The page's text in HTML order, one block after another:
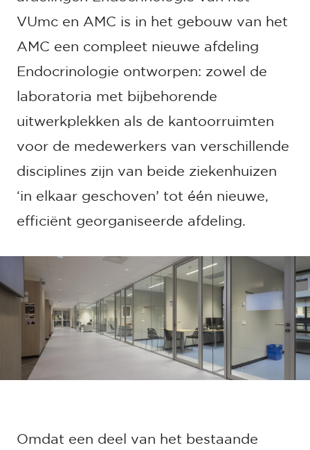
VUmc en AMC is in het gebouw van het
AMC een compleet nieuwe afdeling
Endocrinologie ontworpen: zowel de
laboratoria met bijbehorende
uitwerkplekken als de kantoorruimten
voor de medewerkers van verschillende
disciplines zijn van beide ziekenhuizen
‘in elkaar geschoven’ tot één nieuwe,
efficiënt georganiseerde afdeling.
Omdat een deel van het bestaande